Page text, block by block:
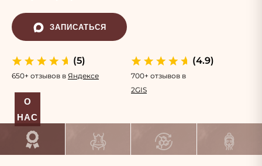
О
НАС
ЗАПИСАТЬСЯ
(5)
650+ отзывов в Яндексе
(4.9)
700+ отзывов в
2GIS